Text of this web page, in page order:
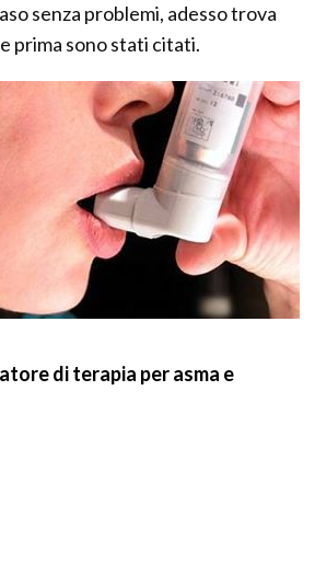
senza problemi, adesso trova
prima sono stati citati.
di terapia per asma e